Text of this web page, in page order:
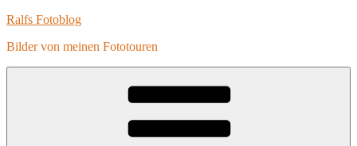
Zum
springen
Ralfs Fotoblog
Bilder von meinen Fototouren